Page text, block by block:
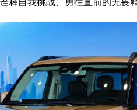
释自我挑战、勇往直前的无畏精